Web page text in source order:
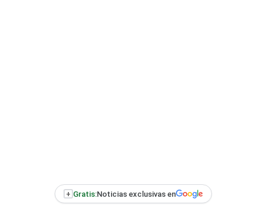
+ Gratis:Noticias exclusivas en